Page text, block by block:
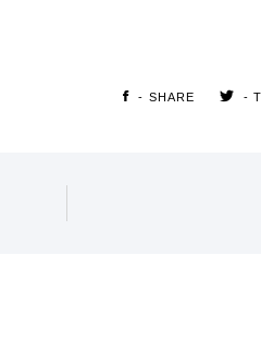
- SHARE -